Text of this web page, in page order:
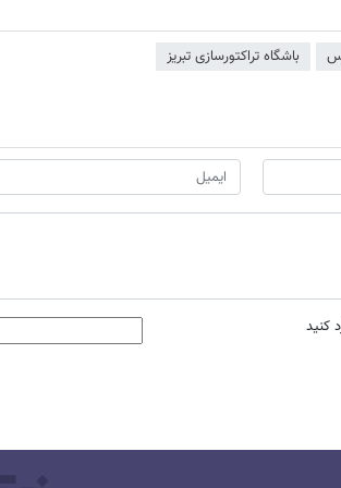
باشگاه تراکتورسازی تبریز
کنید